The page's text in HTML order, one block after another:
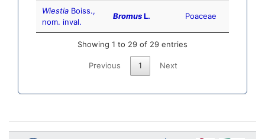
Wiestia Boiss.,
nom. inval.
BromusL. Poaceae
Showing 1 to 29 of 29 entries
Previous 1 Next